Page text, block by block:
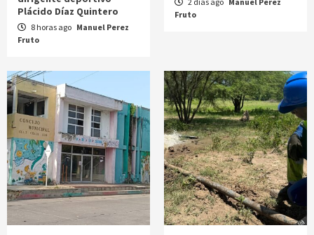
Plácido Díaz Quintero
8 horas ago Manuel Perez
Fruto
Fruto